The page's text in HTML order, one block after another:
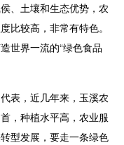
、土壤和生态优势，农
比较高，非常有特色。
世界一流的“绿色食品
表，近几年来，玉溪农
，种植水平高，农业服
型发展，要走一条绿色